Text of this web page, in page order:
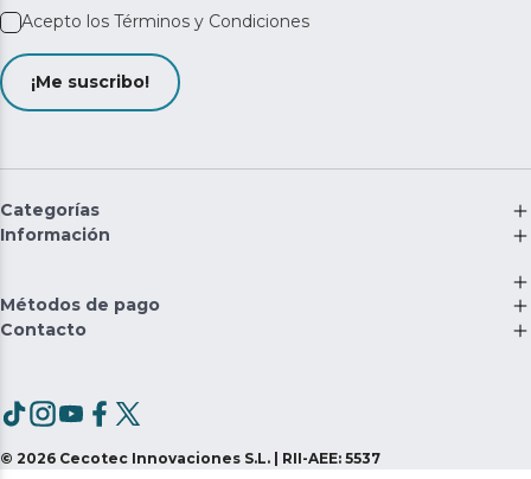
Acepto los Términos y Condiciones
¡Me suscribo!
Categorías
Información
Métodos de pago
Contacto
© 2026 Cecotec Innovaciones S.L. | RII-AEE: 5537